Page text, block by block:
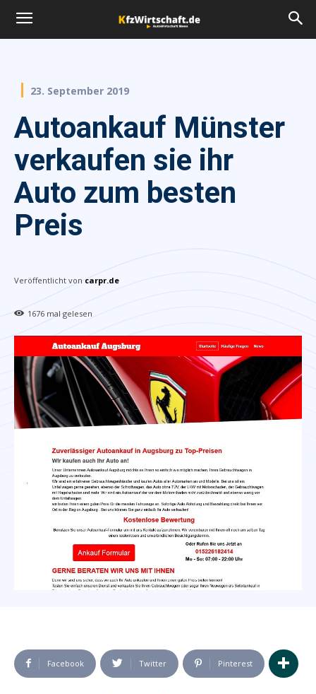
23. September 2019
Autoankauf Münster
verkaufen sie ihr
Auto zum besten
Preis
Veröffentlicht von carpr.de
1676 mal gelesen
Facebook Twitter Pinterest